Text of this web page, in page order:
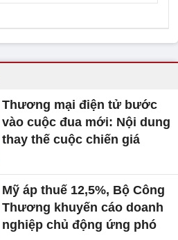
Thương mại điện tử bước
vào cuộc đua mới: Nội dung
thay thế cuộc chiến giá
Mỹ áp thuế 12,5%, Bộ Công
Thương khuyến cáo doanh
nghiệp chủ động ứng phó